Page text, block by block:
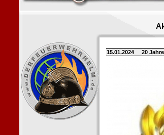
15.01.2024 20